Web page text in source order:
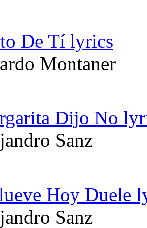
De Tí lyrics
Montaner
Dijo No
Sanz
Hoy Duele
Sanz